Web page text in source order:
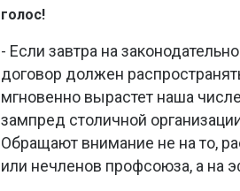
голос!
- Если завтра на
договор должен
мгновенно вырастет наша
зампред столичной
Обращают внимание не на то,
или нечленов профсоюза, а на